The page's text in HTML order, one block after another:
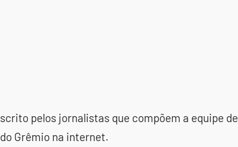
pelos jornalistas que compõem a equipe de
Grêmio na internet.